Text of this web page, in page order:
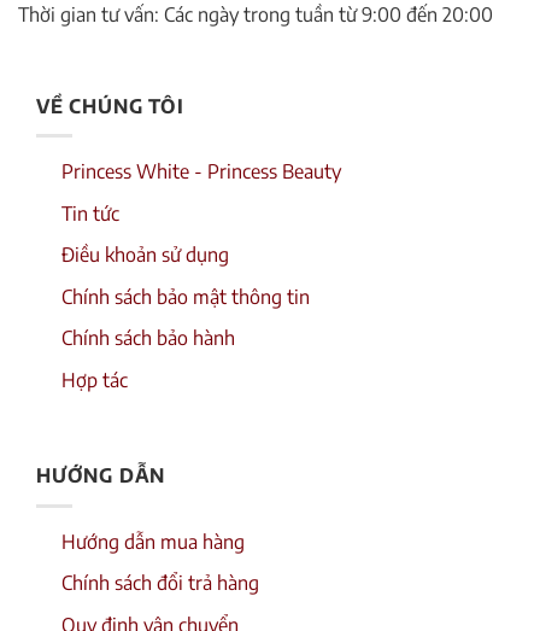
Thời gian tư vấn: Các ngày trong tuần từ 9:00 đến 20:00
VỀ CHÚNG TÔI
Princess White - Princess Beauty
Tin tức
Điều khoản sử dụng
Chính sách bảo mật thông tin
Chính sách bảo hành
Hợp tác
HƯỚNG DẪN
Hướng dẫn mua hàng
Chính sách đổi trả hàng
Quy định vận chuyển